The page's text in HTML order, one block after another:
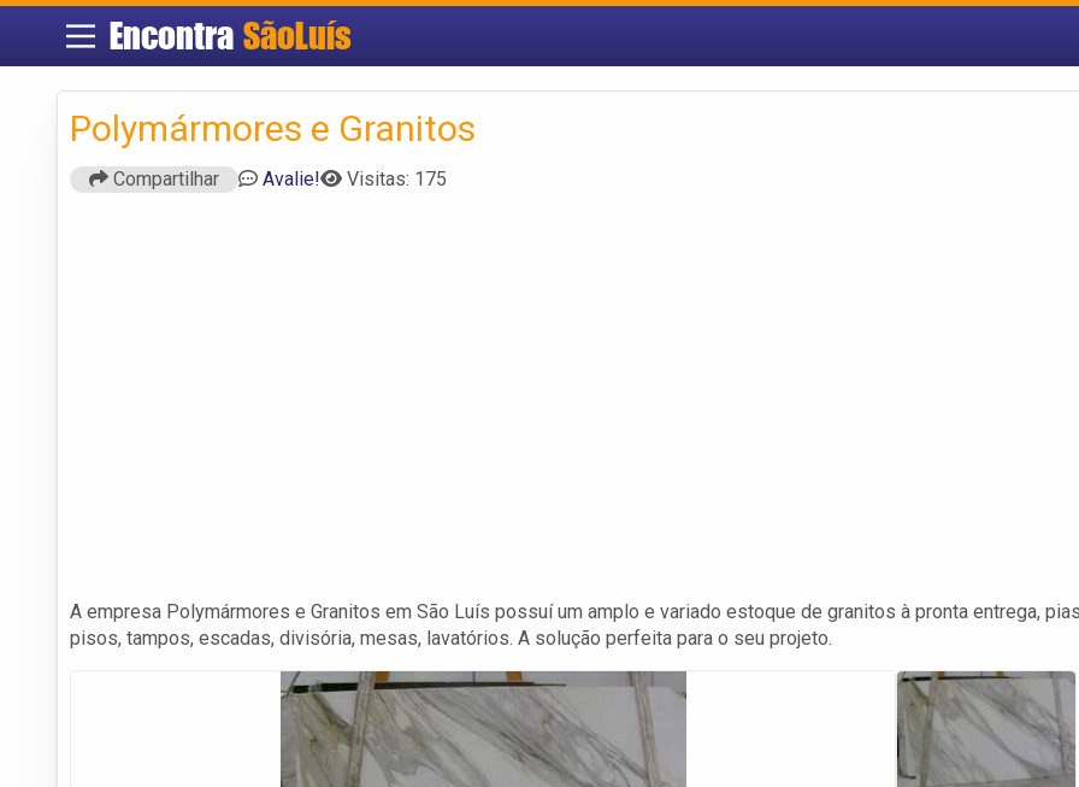
Encontra SãoLuís
Polymármores e Granitos
Compartilhar Avalie! Visitas: 175
A empresa Polymármores e Granitos em São Luís possuí um amplo e variado estoque de granitos à pronta entrega,
pisos, tampos, escadas, divisória, mesas, lavatórios. A solução perfeita para o seu projeto.